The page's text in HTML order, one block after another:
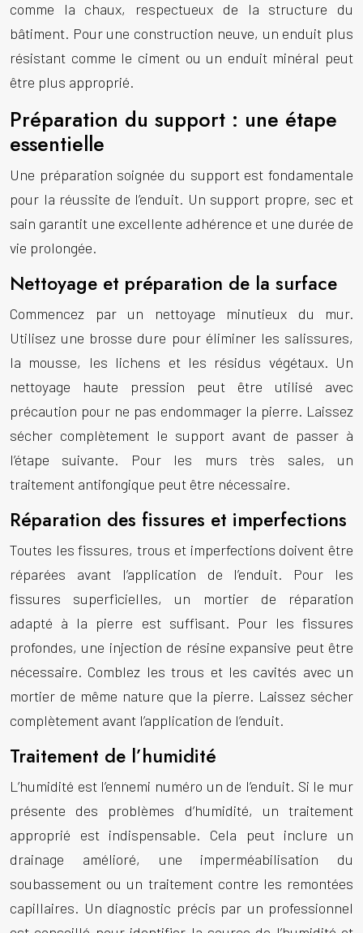
comme la chaux, respectueux de la structure du
bâtiment. Pour une construction neuve, un enduit plus
résistant comme le ciment ou un enduit minéral peut
être plus approprié.
Préparation du support : une étape
essentielle
Une préparation soignée du support est fondamentale
pour la réussite de l’enduit. Un support propre, sec et
sain garantit une excellente adhérence et une durée de
vie prolongée.
Nettoyage et préparation de la surface
Commencez par un nettoyage minutieux du mur.
Utilisez une brosse dure pour éliminer les salissures,
la mousse, les lichens et les résidus végétaux. Un
nettoyage haute pression peut être utilisé avec
précaution pour ne pas endommager la pierre. Laissez
sécher complètement le support avant de passer à
l’étape suivante. Pour les murs très sales, un
traitement antifongique peut être nécessaire.
Réparation des fissures et imperfections
Toutes les fissures, trous et imperfections doivent être
réparées avant l’application de l’enduit. Pour les
fissures superficielles, un mortier de réparation
adapté à la pierre est suffisant. Pour les fissures
profondes, une injection de résine expansive peut être
nécessaire. Comblez les trous et les cavités avec un
mortier de même nature que la pierre. Laissez sécher
complètement avant l’application de l’enduit.
Traitement de l’humidité
L’humidité est l’ennemi numéro un de l’enduit. Si le mur
présente des problèmes d’humidité, un traitement
approprié est indispensable. Cela peut inclure un
drainage amélioré, une imperméabilisation du
soubassement ou un traitement contre les remontées
capillaires. Un diagnostic précis par un professionnel